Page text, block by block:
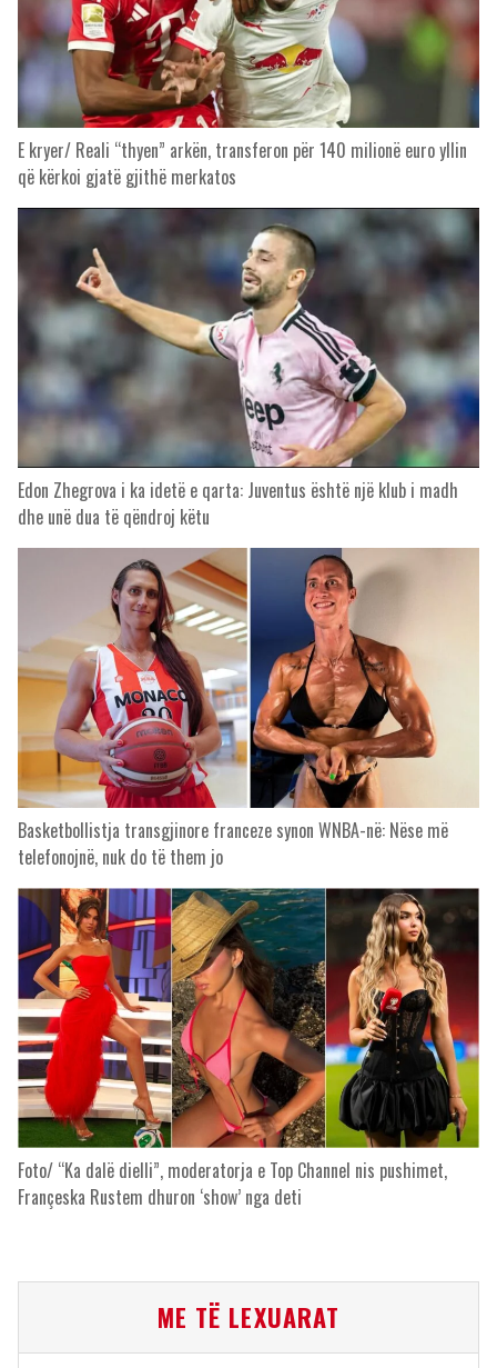
E kryer/ Reali “thyen” arkën, transferon për 140 milionë euro yllin
që kërkoi gjatë gjithë merkatos
Edon Zhegrova i ka idetë e qarta: Juventus është një klub i madh
dhe unë dua të qëndroj këtu
Basketbollistja transgjinore franceze synon WNBA-në: Nëse më
telefonojnë, nuk do të them jo
Foto/ “Ka dalë dielli”, moderatorja e Top Channel nis pushimet,
Françeska Rustem dhuron ‘show’ nga deti
ME TË LEXUARAT